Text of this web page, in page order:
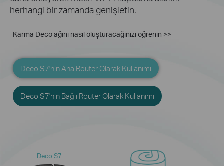
herhangi bir zamanda genişletin.
Karma Deco ağını nasıl oluşturacağınızı öğrenin >>
Deco S7'nin Ana Router Olarak Kullanımı
Deco S7'nin Bağlı Router Olarak Kullanımı
Deco S7